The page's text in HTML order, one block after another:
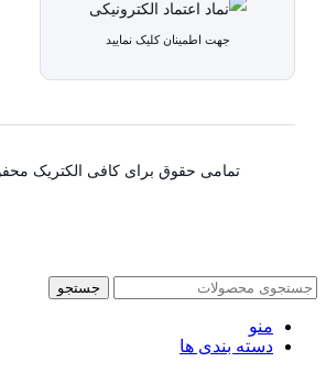
جهت اطمینان کلیک نمایید
تمامی حقوق برای کافی الکتریک
جستجو
منو
دسته بندی ها